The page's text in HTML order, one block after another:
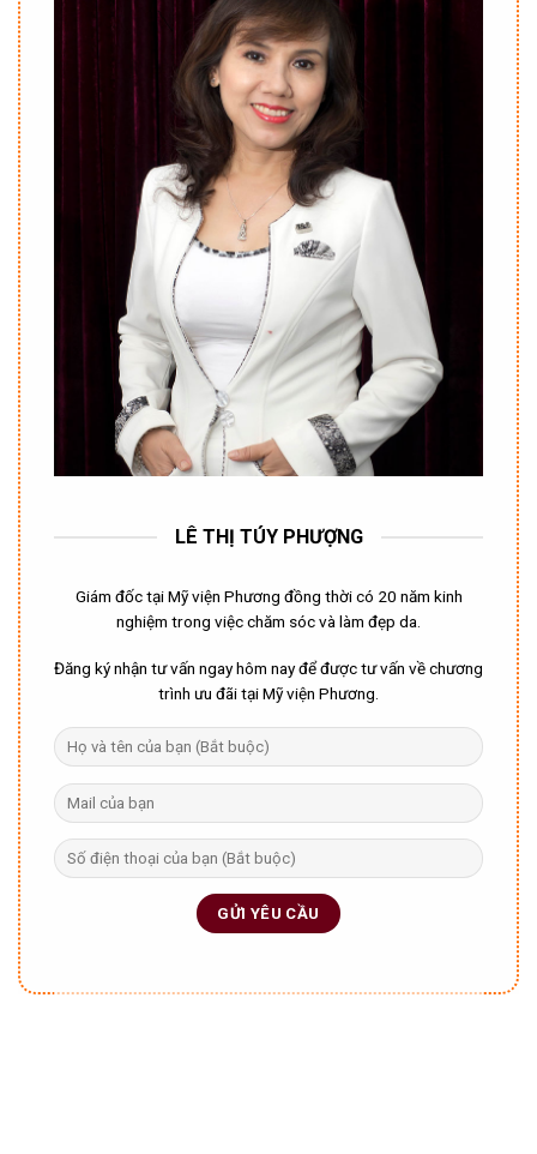
LÊ THỊ TÚY PHƯỢNG
Giám đốc tại Mỹ viện Phương đồng thời có 20 năm kinh
nghiệm trong việc chăm sóc và làm đẹp da.
Đăng ký nhận tư vấn ngay hôm nay để được tư vấn về chương
trình ưu đãi tại Mỹ viện Phương.